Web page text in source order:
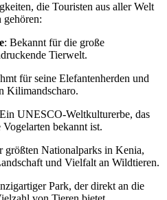
die Touristen aus aller Welt
gehören:
: Bekannt für die große
Tierwelt.
für seine Elefantenherden und
Kilimandscharo.
UNESCO-Weltkulturerbe, das
bekannt ist.
größten Nationalparks in Kenia,
und Vielfalt an Wildtieren.
Park, der direkt an die